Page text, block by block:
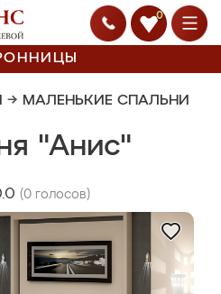
0
→ МАЛЕНЬКИЕ СПАЛЬНИ
"Анис"
(0 голосов)